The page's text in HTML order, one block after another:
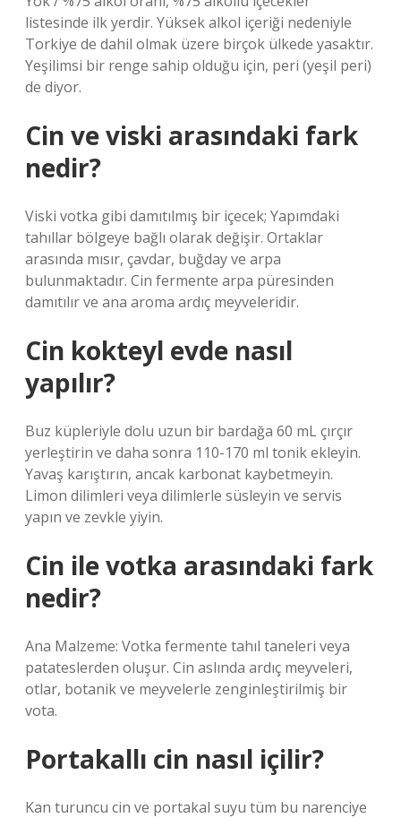
listesinde ilk yerdir. Yüksek alkol içeriği nedeniyle
Torkiye de dahil olmak üzere birçok ülkede yasaktır.
Yeşilimsi bir renge sahip olduğu için, peri (yeşil peri)
de diyor.
Cin ve viski arasındaki fark
nedir?
Viski votka gibi damıtılmış bir içecek; Yapımdaki
tahıllar bölgeye bağlı olarak değişir. Ortaklar
arasında mısır, çavdar, buğday ve arpa
bulunmaktadır. Cin fermente arpa püresinden
damıtılır ve ana aroma ardıç meyveleridir.
Cin kokteyl evde nasıl
yapılır?
Buz küpleriyle dolu uzun bir bardağa 60 mL çırçır
yerleştirin ve daha sonra 110-170 ml tonik ekleyin.
Yavaş karıştırın, ancak karbonat kaybetmeyin.
Limon dilimleri veya dilimlerle süsleyin ve servis
yapın ve zevkle yiyin.
Cin ile votka arasındaki fark
nedir?
Ana Malzeme: Votka fermente tahıl taneleri veya
patateslerden oluşur. Cin aslında ardıç meyveleri,
otlar, botanik ve meyvelerle zenginleştirilmiş bir
vota.
Portakallı cin nasıl içilir?
Kan turuncu cin ve portakal suyu tüm bu narenciye